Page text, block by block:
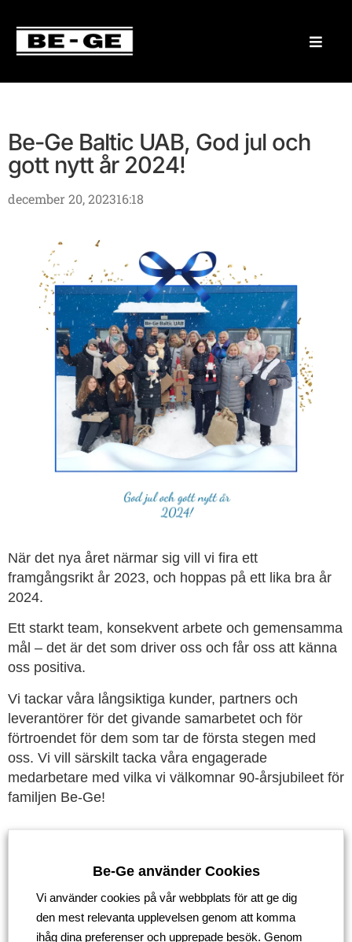
Be-Ge Baltic UAB, God jul och
gott nytt år 2024!
december 20, 202316:18
När det nya året närmar sig vill vi fira ett
framgångsrikt år 2023, och hoppas på ett lika bra år
2024.
Ett starkt team, konsekvent arbete och gemensamma
mål – det är det som driver oss och får oss att känna
oss positiva.
Vi tackar våra långsiktiga kunder, partners och
leverantörer för det givande samarbetet och för
förtroendet för dem som tar de första stegen med
oss. Vi vill särskilt tacka våra engagerade
medarbetare med vilka vi välkomnar 90-årsjubileet för
familjen Be-Ge!
Be-Ge använder Cookies
Vi använder cookies på vår webbplats för att ge dig
den mest relevanta upplevelsen genom att komma
ihåg dina preferenser och upprepade besök. Genom